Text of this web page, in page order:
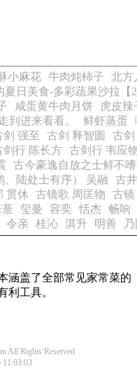
小麻花 牛肉炖柿子
北
日美食-多彩蔬果沙拉【
咸蛋黄牛肉月饼
虎皮辣
到进来看看。 鲜虾蒸蛋
剑 强至 古剑 释智圆
古
剑行 陈长方 古剑行 韦应
古今豪逸自放之士鲜不
、陆处士有序） 吴融
古
贯休 古镜歌 周匡物
古
玺曼 容奕 恬杰
畅响
令亲 桂沁 淇升 明善
涵盖了全部常见家常菜的
利工具。
All Rights Reserved